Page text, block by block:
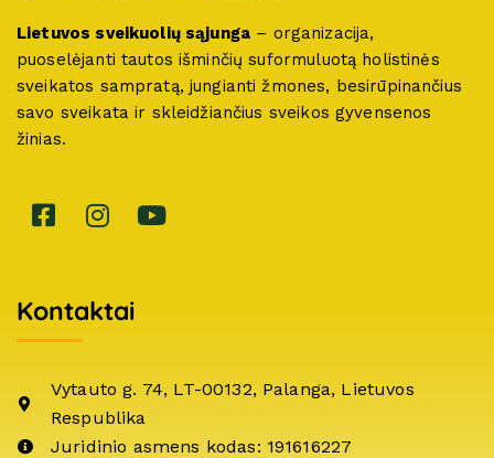
Lietuvos sveikuolių sąjunga – organizacija,
puoselėjanti tautos išminčių suformuluotą holistinės
sveikatos sampratą, jungianti žmones, besirūpinančius
savo sveikata ir skleidžiančius sveikos gyvensenos
žinias.
Kontaktai
Vytauto g. 74, LT-00132, Palanga, Lietuvos
Respublika
Juridinio asmens kodas: 191616227